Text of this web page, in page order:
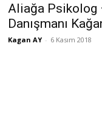
Aliağa Psikolog
Danışmanı
Kagan AY - 6 Kasım 2018